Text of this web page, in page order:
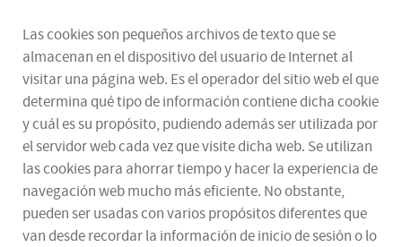
Las cookies son pequeños archivos de texto que se
almacenan en el dispositivo del usuario de Internet al
visitar una página web. Es el operador del sitio web el que
determina qué tipo de información contiene dicha cookie
y cuál es su propósito, pudiendo además ser utilizada por
el servidor web cada vez que visite dicha web. Se utilizan
las cookies para ahorrar tiempo y hacer la experiencia de
navegación web mucho más eficiente. No obstante,
pueden ser usadas con varios propósitos diferentes que
van desde recordar la información de inicio de sesión o lo